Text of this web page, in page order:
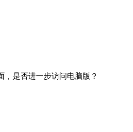
，是否进一步访问电脑版？